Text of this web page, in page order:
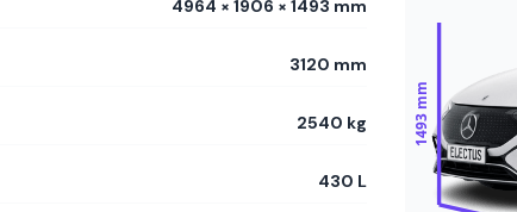
4964 × 1906 × 1493 mm
3120 mm
2540 kg
430 L
1493 mm